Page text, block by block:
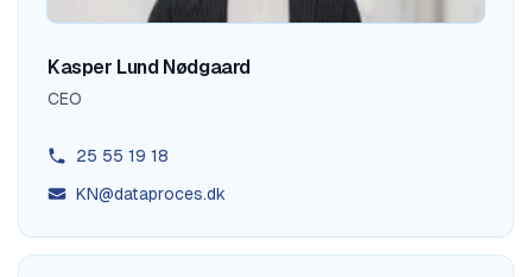
Kasper Lund Nødgaard
CEO
25 55 19 18
KN@dataproces.dk